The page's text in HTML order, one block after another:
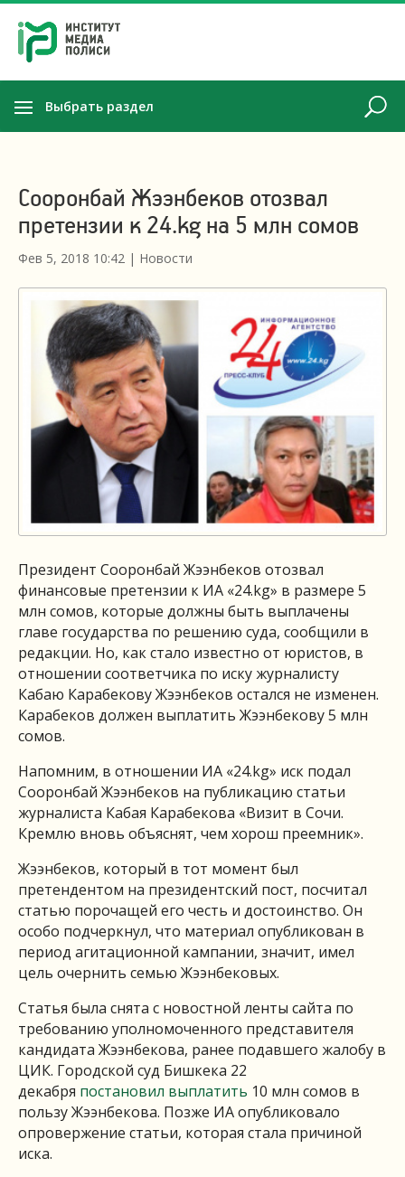
Выбрать раздел
Сооронбай Жээнбеков отозвал
претензии к 24.kg на 5 млн сомов
Фев 5, 2018 10:42 | Новости
Президент Сооронбай Жээнбеков отозвал
финансовые претензии к ИА «24.kg» в размере 5
млн сомов, которые должны быть выплачены
главе государства по решению суда, сообщили в
редакции. Но, как стало известно от юристов, в
отношении соответчика по иску журналисту
Кабаю Карабекову Жээнбеков остался не изменен.
Карабеков должен выплатить Жээнбекову 5 млн
сомов.
Напомним, в отношении ИА «24.kg» иск подал
Сооронбай Жээнбеков на публикацию статьи
журналиста Кабая Карабекова «Визит в Сочи.
Кремлю вновь объяснят, чем хорош преемник».
Жээнбеков, который в тот момент был
претендентом на президентский пост, посчитал
статью порочащей его честь и достоинство. Он
особо подчеркнул, что материал опубликован в
период агитационной кампании, значит, имел
цель очернить семью Жээнбековых.
Статья была снята с новостной ленты сайта по
требованию уполномоченного представителя
кандидата Жээнбекова, ранее подавшего жалобу в
ЦИК. Городской суд Бишкека 22
декабря постановил выплатить 10 млн сомов в
пользу Жээнбекова. Позже ИА опубликовало
опровержение статьи, которая стала причиной
иска.